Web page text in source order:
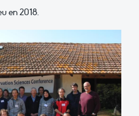
en 2018.